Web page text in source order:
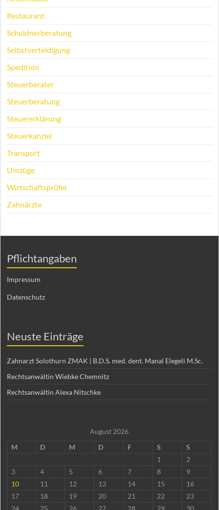
Restaurant
Schuldnerberatung
Selbstverteidigung
Spedition
Steuerberater
Steuerberatung
Steuererklärung
Steuerkanzlei
Transport
Umzüge
Wirtschaftsprüfer
Zahnärzte
Pflichtangaben
Impressum
Datenschutz
Neuste Einträge
Zahnarzt Solothurn ZMAK | B.D.S. med. dent. Manal Elegeli M.Sc.
Rechtsanwältin Wiebke Chemnitz
Rechtsanwältin Alexa Nitschke
August 2026
M
D M D F S
S
1
2
3
4 5 6 7 8
9
10
11 12 13 14 15
16
17
18 19 20 21 22
23